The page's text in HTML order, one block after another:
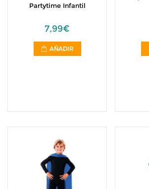
Partytime Infantil
7,99€
AÑADIR